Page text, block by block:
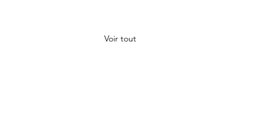
Voir tout